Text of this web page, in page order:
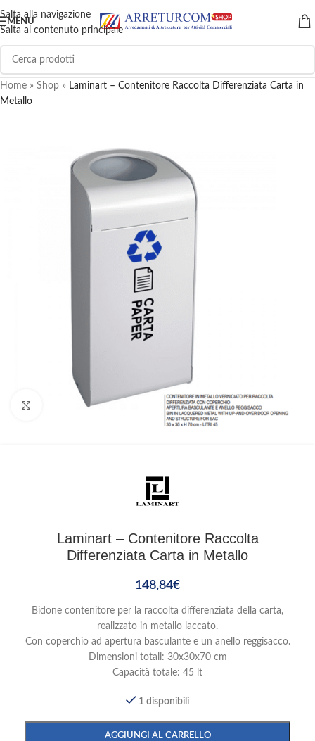
Salta alla navigazione
Salta al contenuto principale
MENU
Home » Shop » Laminart – Contenitore Raccolta Differenziata Carta in
Metallo
Clicca per ingrandire
Laminart – Contenitore Raccolta
Differenziata Carta in Metallo
148,84€
Bidone contenitore per la raccolta differenziata della carta,
realizzato in metallo laccato.
Con coperchio ad apertura basculante e un anello reggisacco.
Dimensioni totali: 30x30x70 cm
Capacità totale: 45 lt
1 disponibili
AGGIUNGI AL CARRELLO